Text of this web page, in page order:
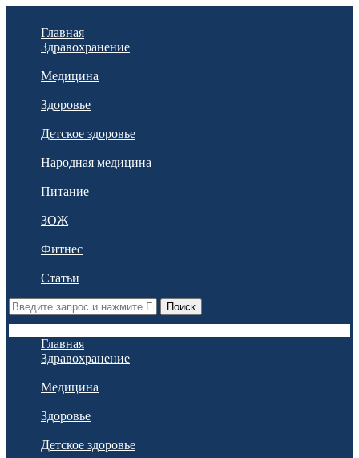
Главная
Здравохранение
Медицина
Здоровье
Детское здоровье
Народная медицина
Питание
ЗОЖ
Фитнес
Статьи
Поиск
Главная
Здравохранение
Медицина
Здоровье
Детское здоровье